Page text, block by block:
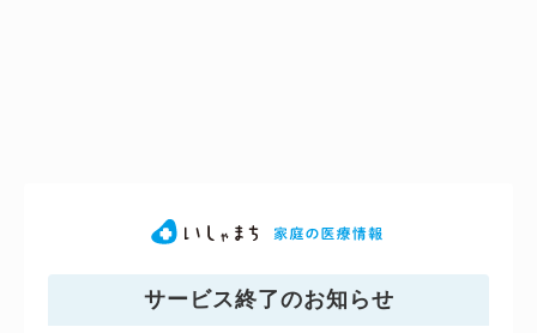
サービス終了のお知らせ